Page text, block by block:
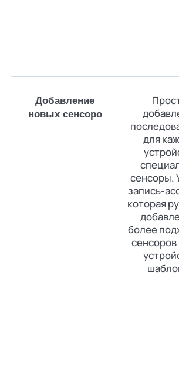
Добавление
новых сенсоро
для
сенсоры.
запись-
которая
более
сенсоров